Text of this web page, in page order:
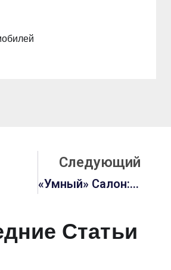
Следующий
«Умный» Салон: Как Китайские Электромобили Меняют Представление О Комфорте В Автомобиле
Статьи